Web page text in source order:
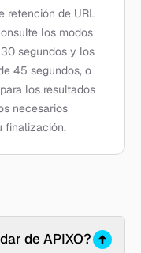
retención de URL
los modos
segundos y los
45 segundos, o
los resultados
necesarios
finalización.
de APIXO?